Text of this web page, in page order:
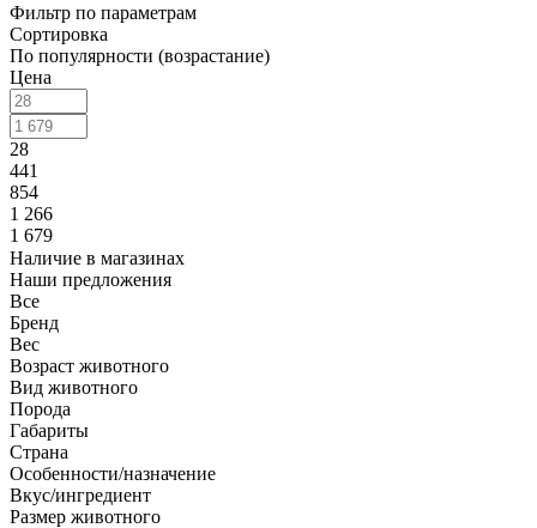
Фильтр по параметрам
Сортировка
По популярности (возрастание)
Цена
28
441
854
1 266
1 679
Наличие в магазинах
Наши предложения
Все
Бренд
Вес
Возраст животного
Вид животного
Порода
Габариты
Страна
Особенности/назначение
Вкус/ингредиент
Размер животного